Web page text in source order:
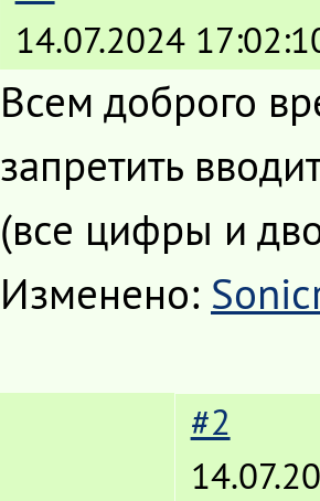
14.07.2024
Всем доброго
запретить
(все цифры и
Изменено:
#2